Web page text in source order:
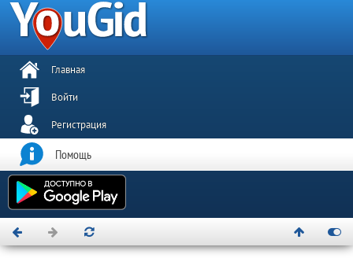
Главная
Войти
Регистрация
Помощь